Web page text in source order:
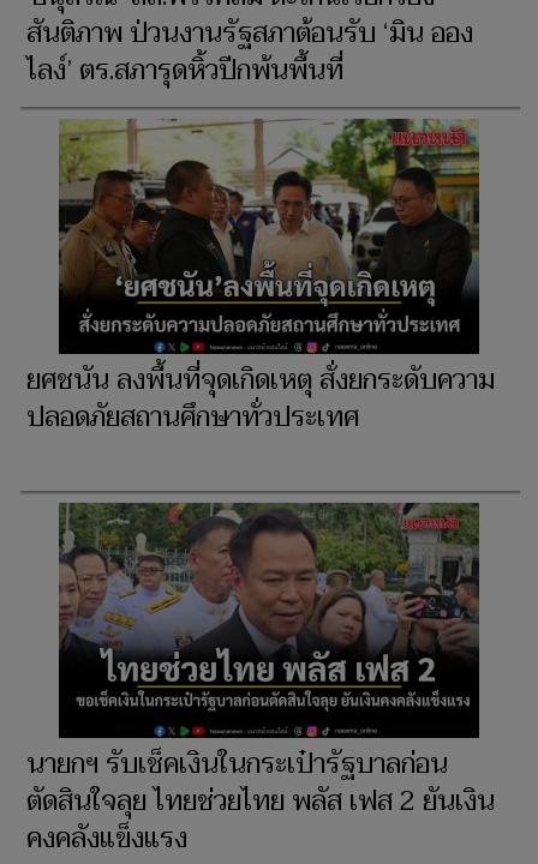
สันติภาพ ป่วนงานรัฐสภาต้อนรับ ‘มิน ออง
ไลง์’ ตร.สภารุดหิ้วปีกพ้นพื้นที่
ยศชนัน ลงพื้นที่จุดเกิดเหตุ สั่งยกระดับความ
ปลอดภัยสถานศึกษาทั่วประเทศ
นายกฯ รับเช็คเงินในกระเป๋ารัฐบาลก่อน
ตัดสินใจลุย ไทยช่วยไทย พลัส เฟส 2 ยันเงิน
คงคลังแข็งแรง